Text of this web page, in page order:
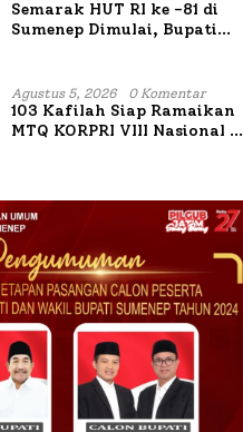
Semarak HUT RI ke -81 di
Sumenep Dimulai, Bupati
Terbakar
Agustus 5, 2026 0 Komentar
103 Kafilah Siap Ramaikan
MTQ KORPRI VIII Nasional di